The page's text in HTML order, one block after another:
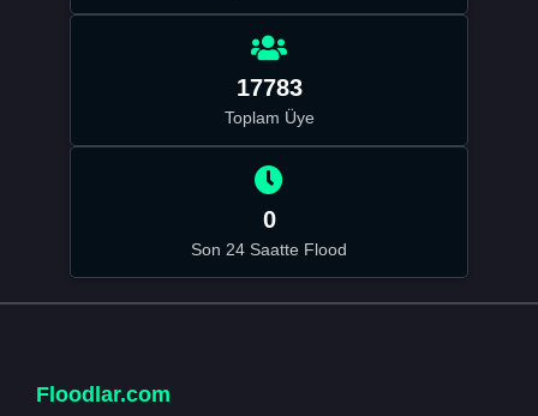
17783
Toplam Üye
0
Son 24 Saatte Flood
Floodlar.com